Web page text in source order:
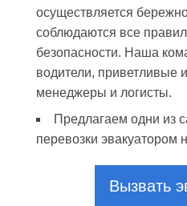
осуществляется
соблюдаются все
безопасности. Наша
водители, приветливые
менеджеры и логисты.
Предлагаем одни из
перевозки эвакуатором
Вызвать